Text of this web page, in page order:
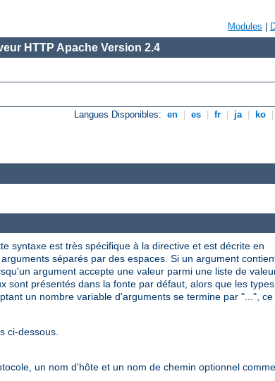
Modules
HTTP Apache Version 2.4
Langues Disponibles: en es fr ja ko
syntaxe est très spécifique à la directive et est décrite en
séparés par des espaces. Si un argument
argument accepte une valeur parmi une liste de
sont présentés dans la fonte par défaut, alors que les types
un nombre variable d'arguments se termine par "...", ce
ci-dessous.
un nom d'hôte et un nom de chemin optionnel comme